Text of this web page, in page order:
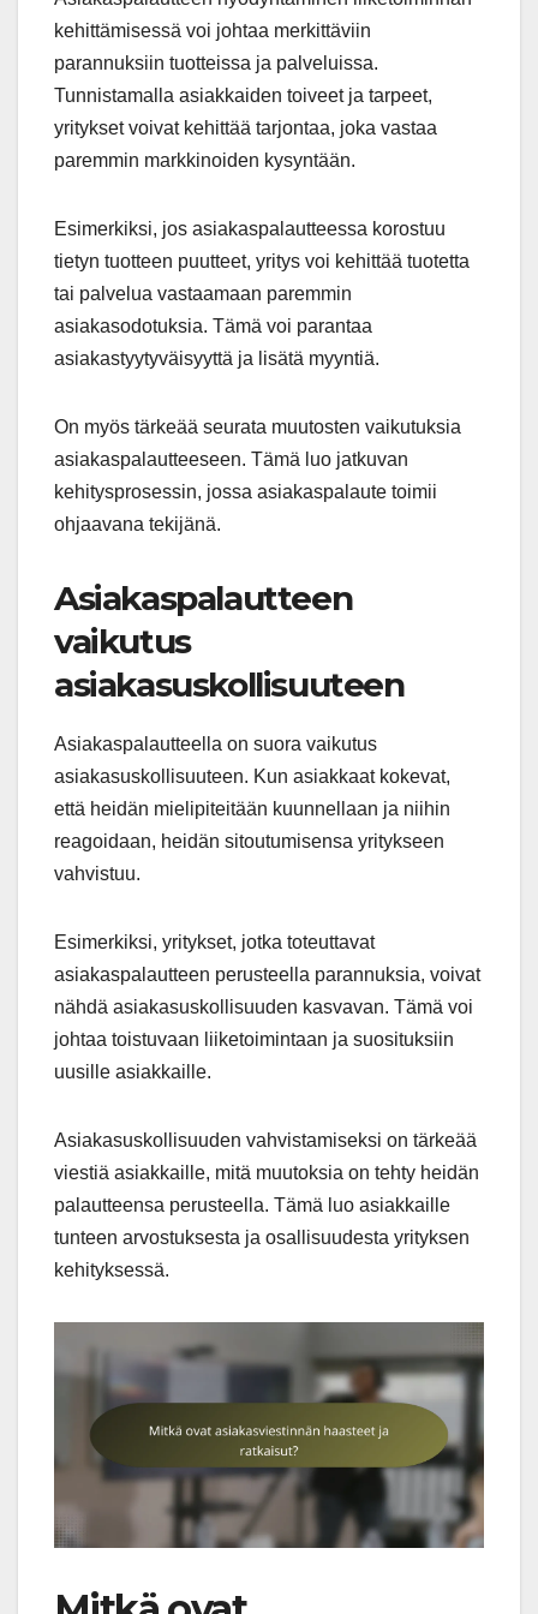
kehittämisessä voi johtaa merkittäviin
parannuksiin tuotteissa ja palveluissa.
Tunnistamalla asiakkaiden toiveet ja tarpeet,
yritykset voivat kehittää tarjontaa, joka vastaa
paremmin markkinoiden kysyntään.
Esimerkiksi, jos asiakaspalautteessa korostuu
tietyn tuotteen puutteet, yritys voi kehittää tuotetta
tai palvelua vastaamaan paremmin
asiakasodotuksia. Tämä voi parantaa
asiakastyytyväisyyttä ja lisätä myyntiä.
On myös tärkeää seurata muutosten vaikutuksia
asiakaspalautteeseen. Tämä luo jatkuvan
kehitysprosessin, jossa asiakaspalaute toimii
ohjaavana tekijänä.
Asiakaspalautteen
vaikutus
asiakasuskollisuuteen
Asiakaspalautteella on suora vaikutus
asiakasuskollisuuteen. Kun asiakkaat kokevat,
että heidän mielipiteitään kuunnellaan ja niihin
reagoidaan, heidän sitoutumisensa yritykseen
vahvistuu.
Esimerkiksi, yritykset, jotka toteuttavat
asiakaspalautteen perusteella parannuksia, voivat
nähdä asiakasuskollisuuden kasvavan. Tämä voi
johtaa toistuvaan liiketoimintaan ja suosituksiin
uusille asiakkaille.
Asiakasuskollisuuden vahvistamiseksi on tärkeää
viestiä asiakkaille, mitä muutoksia on tehty heidän
palautteensa perusteella. Tämä luo asiakkaille
tunteen arvostuksesta ja osallisuudesta yrityksen
kehityksessä.